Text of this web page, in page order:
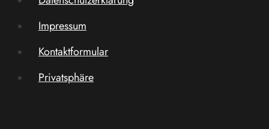
Impressum
Kontaktformular
Privatsphäre